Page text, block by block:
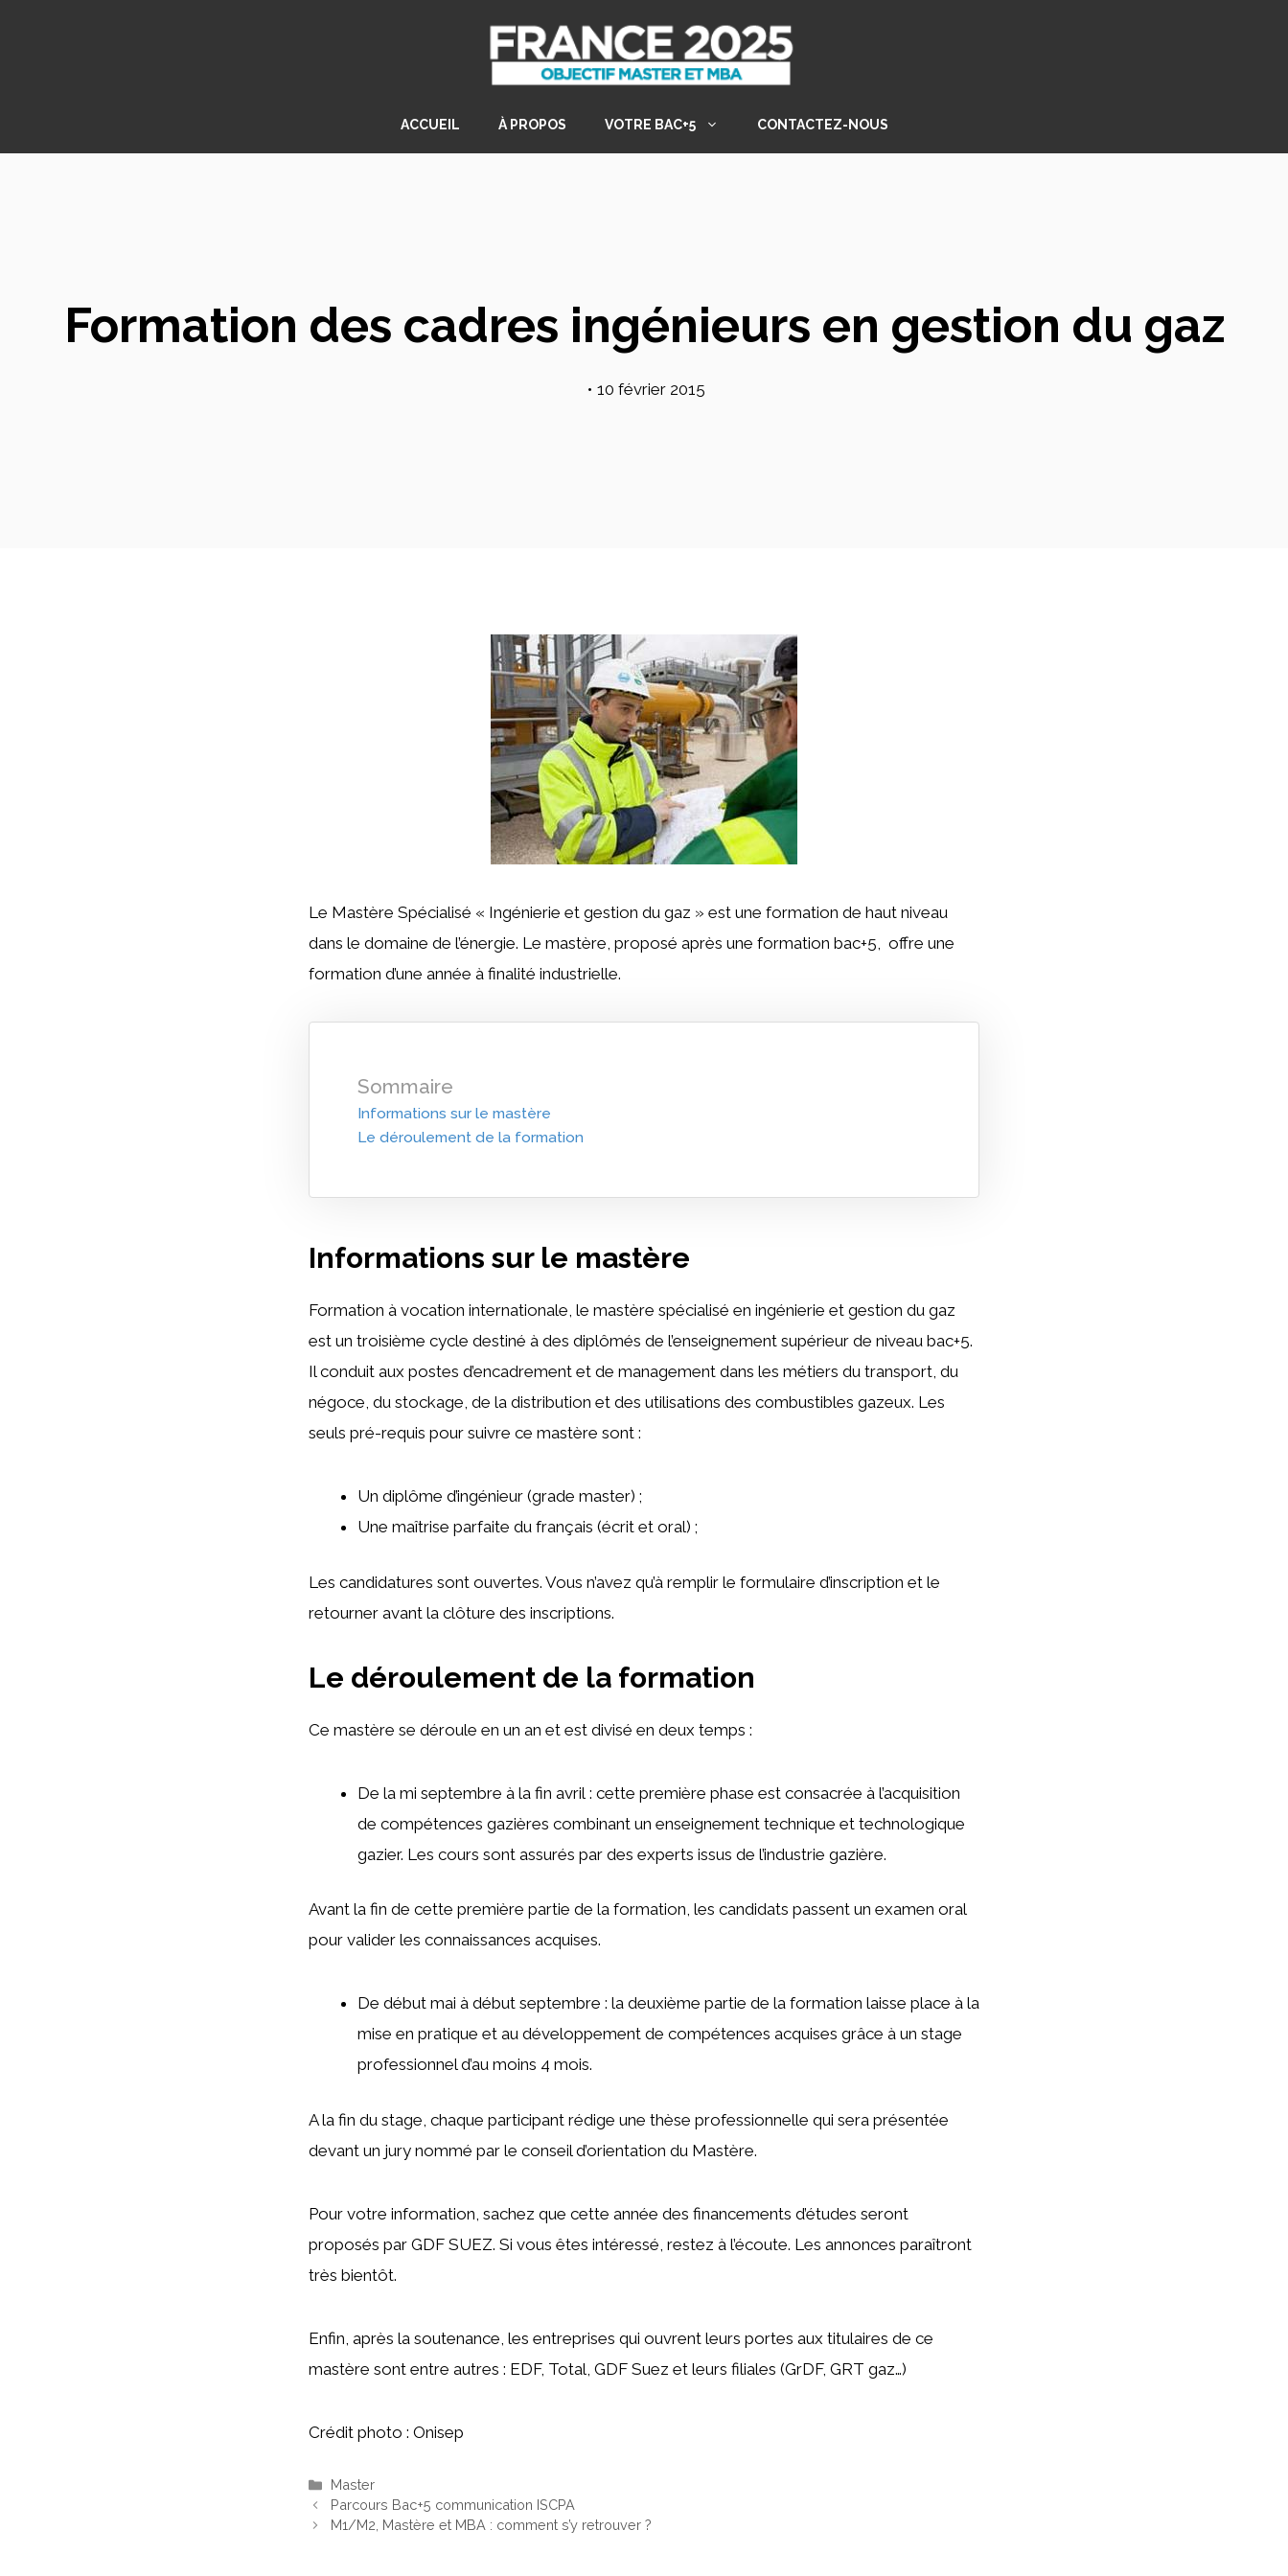
ACCUEIL À PROPOS VOTRE BAC+5 CONTACTEZ-NOUS
Formation des cadres ingénieurs en gestion du gaz
• 10 février 2015
Le Mastère Spécialisé « Ingénierie et gestion du gaz » est une formation de haut niveau
dans le domaine de l’énergie. Le mastère, proposé après une formation bac+5, offre une
formation d’une année à finalité industrielle.
Sommaire
Informations sur le mastère
Le déroulement de la formation
Informations sur le mastère
Formation à vocation internationale, le mastère spécialisé en ingénierie et gestion du gaz
est un troisième cycle destiné à des diplômés de l’enseignement supérieur de niveau bac+5.
Il conduit aux postes d’encadrement et de management dans les métiers du transport, du
négoce, du stockage, de la distribution et des utilisations des combustibles gazeux. Les
seuls pré-requis pour suivre ce mastère sont :
Un diplôme d’ingénieur (grade master) ;
Une maîtrise parfaite du français (écrit et oral) ;
Les candidatures sont ouvertes. Vous n’avez qu’à remplir le formulaire d’inscription et le
retourner avant la clôture des inscriptions.
Le déroulement de la formation
Ce mastère se déroule en un an et est divisé en deux temps :
De la mi septembre à la fin avril : cette première phase est consacrée à l’acquisition
de compétences gazières combinant un enseignement technique et technologique
gazier. Les cours sont assurés par des experts issus de l’industrie gazière.
Avant la fin de cette première partie de la formation, les candidats passent un examen oral
pour valider les connaissances acquises.
De début mai à début septembre : la deuxième partie de la formation laisse place à la
mise en pratique et au développement de compétences acquises grâce à un stage
professionnel d’au moins 4 mois.
A la fin du stage, chaque participant rédige une thèse professionnelle qui sera présentée
devant un jury nommé par le conseil d’orientation du Mastère.
Pour votre information, sachez que cette année des financements d’études seront
proposés par GDF SUEZ. Si vous êtes intéressé, restez à l’écoute. Les annonces paraîtront
très bientôt.
Enfin, après la soutenance, les entreprises qui ouvrent leurs portes aux titulaires de ce
mastère sont entre autres : EDF, Total, GDF Suez et leurs filiales (GrDF, GRT gaz…)
Crédit photo : Onisep
Catégories
Master
Parcours Bac+5 communication ISCPA
M1/M2, Mastère et MBA : comment s’y retrouver ?